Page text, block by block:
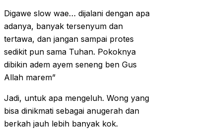
Digawe slow wae… dijalani dengan apa
adanya, banyak tersenyum dan
tertawa, dan jangan sampai protes
sedikit pun sama Tuhan. Pokoknya
dibikin adem ayem seneng ben Gus
Allah marem”
Jadi, untuk apa mengeluh. Wong yang
bisa dinikmati sebagai anugerah dan
berkah jauh lebih banyak kok.